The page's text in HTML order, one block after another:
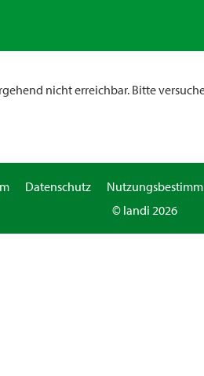
nicht erreichbar. Bitte
Datenschutz
© landi 2026